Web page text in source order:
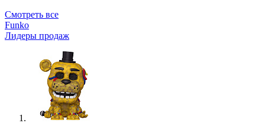
Смотреть все
Funko
Лидеры продаж